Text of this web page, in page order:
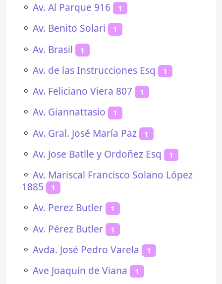
⚬ Av. Al Parque 916 1
⚬ Av. Benito Solari 1
⚬ Av. Brasil 1
⚬ Av. de las Instrucciones Esq 1
⚬ Av. Feliciano Viera 807 1
⚬ Av. Giannattasio 1
⚬ Av. Gral. José María Paz 1
⚬ Av. Jose Batlle y Ordoñez Esq 1
⚬ Av. Mariscal Francisco Solano López
1885
1
⚬ Av. Perez Butler 1
⚬ Av. Pérez Butler 1
⚬ Avda. José Pedro Varela 1
⚬ Ave Joaquín de Viana 1